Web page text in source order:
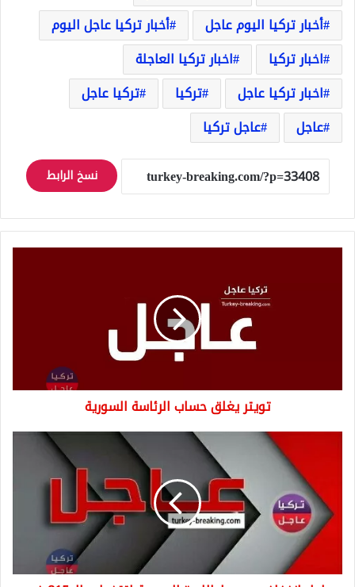
أخبار تركيا اليوم عاجل
أخبار تركيا عاجل اليوم
اخبار تركيا
اخبار تركيا العاجلة
اخبار تركيا عاجل
تركيا
تركيا عاجل
عاجل
عاجل تركيا
نسخ الرابط
تويتر يغلق حساب الرئاسة السورية
الليرة
السورية
لتتخطى
815